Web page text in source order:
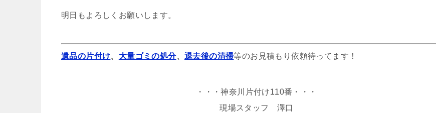
明日もよろしくお願いします。
遺品の片付け、 大量ゴミの処分、退去後の清掃等のお見積もり依頼待ってます！
・・・神奈川片付け110番・・・
現場スタッフ 澤口